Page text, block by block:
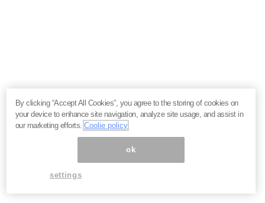
By clicking “Accept All Cookies”, you agree to the storing of cookies on
your device to enhance site navigation, analyze site usage, and assist in
our marketing efforts.Coolie policy
ok
settings